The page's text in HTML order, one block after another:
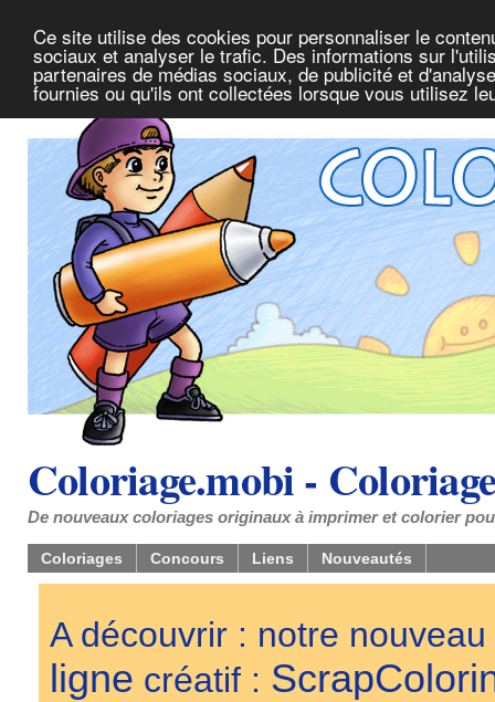
Ce site utilise des cookies pour personnaliser le
sociaux et analyser le trafic. Des informations sur
partenaires de médias sociaux, de publicité et
fournies ou qu'ils ont collectées lorsque vous utilisez
Coloriage.mobi -
De nouveaux coloriages originaux à imprimer et colorier
Coloriages Concours Liens Nouveautés
A découvrir : notre
ligne créatif :